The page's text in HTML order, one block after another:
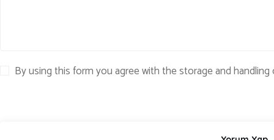
By using this form you agree with the storage and